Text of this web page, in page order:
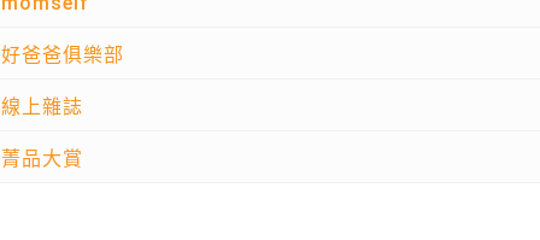
好爸爸俱樂部
線上雜誌
菁品大賞